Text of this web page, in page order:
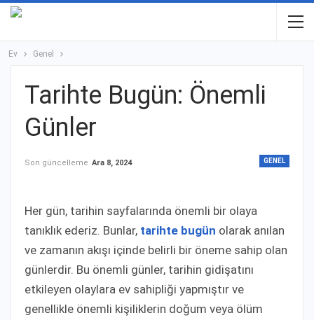
Ev Genel
Tarihte Bugün: Önemli
Günler
GENEL
Son güncelleme Ara 8, 2024
Her gün, tarihin sayfalarında önemli bir olaya
tanıklık ederiz. Bunlar, tarihte bugün olarak anılan
ve zamanın akışı içinde belirli bir öneme sahip olan
günlerdir. Bu önemli günler, tarihin gidişatını
etkileyen olaylara ev sahipliği yapmıştır ve
genellikle önemli kişiliklerin doğum veya ölüm